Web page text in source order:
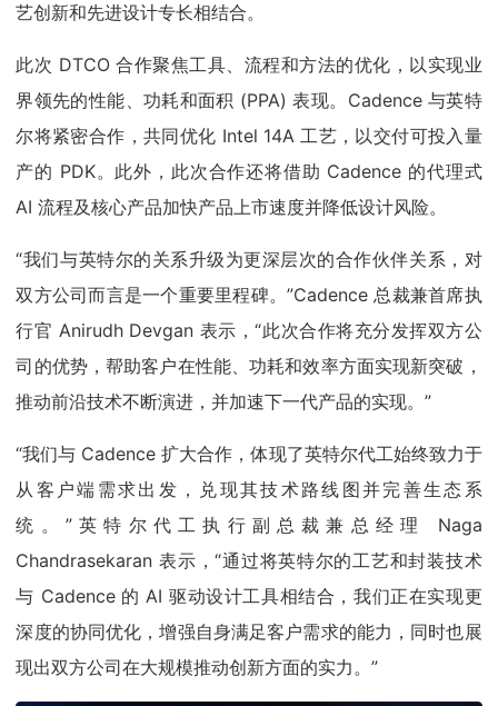
艺创新和先进设计专长相结合。
此次 DTCO 合作聚焦工具、流程和方法的优化，以实现业
界领先的性能、功耗和面积 (PPA) 表现。Cadence 与英特
尔将紧密合作，共同优化 Intel 14A 工艺，以交付可投入量
产的 PDK。此外，此次合作还将借助 Cadence 的代理式
AI 流程及核心产品加快产品上市速度并降低设计风险。
“我们与英特尔的关系升级为更深层次的合作伙伴关系，对
双方公司而言是一个重要里程碑。”Cadence 总裁兼首席执
行官 Anirudh Devgan 表示，“此次合作将充分发挥双方公
司的优势，帮助客户在性能、功耗和效率方面实现新突破，
推动前沿技术不断演进，并加速下一代产品的实现。”
“我们与 Cadence 扩大合作，体现了英特尔代工始终致力于
从客户端需求出发，兑现其技术路线图并完善生态系
统。”英特尔代工执行副总裁兼总经理 Naga
Chandrasekaran 表示，“通过将英特尔的工艺和封装技术
与 Cadence 的 AI 驱动设计工具相结合，我们正在实现更
深度的协同优化，增强自身满足客户需求的能力，同时也展
现出双方公司在大规模推动创新方面的实力。”